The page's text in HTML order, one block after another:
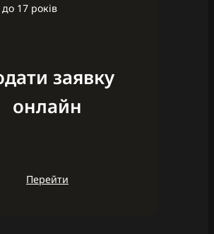
до 17 років
заявку
онлайн
Перейти